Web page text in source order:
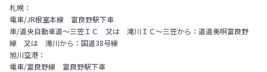
札幌：
電車/JR根室本線 富良野駅下車
車/道央自動車道～三笠ＩＣ 又は 滝川ＩＣ～三笠から：道道美唄富良野
線 又は 滝川から：国道38号線
旭川空港：
電車/富良野線 富良野駅下車